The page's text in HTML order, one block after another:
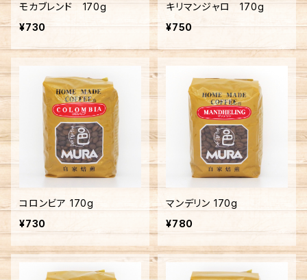
モカブレンド 170g
¥730
キリマンジャロ 170g
¥750
コロンビア 170g
¥730
マンデリン 170g
¥780